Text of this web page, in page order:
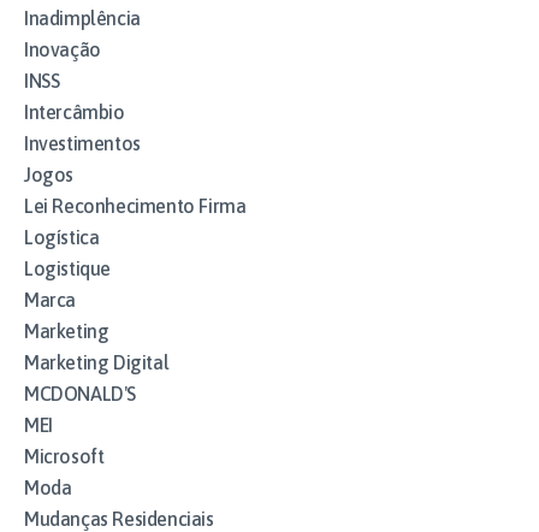
Inadimplência
Inovação
INSS
Intercâmbio
Investimentos
Jogos
Lei Reconhecimento Firma
Logística
Logistique
Marca
Marketing
Marketing Digital
MCDONALD'S
MEI
Microsoft
Moda
Mudanças Residenciais